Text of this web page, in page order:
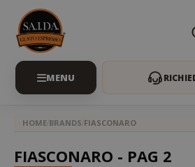
HOME BRANDS FIASCONARO
FIASCONARO - PAG 2